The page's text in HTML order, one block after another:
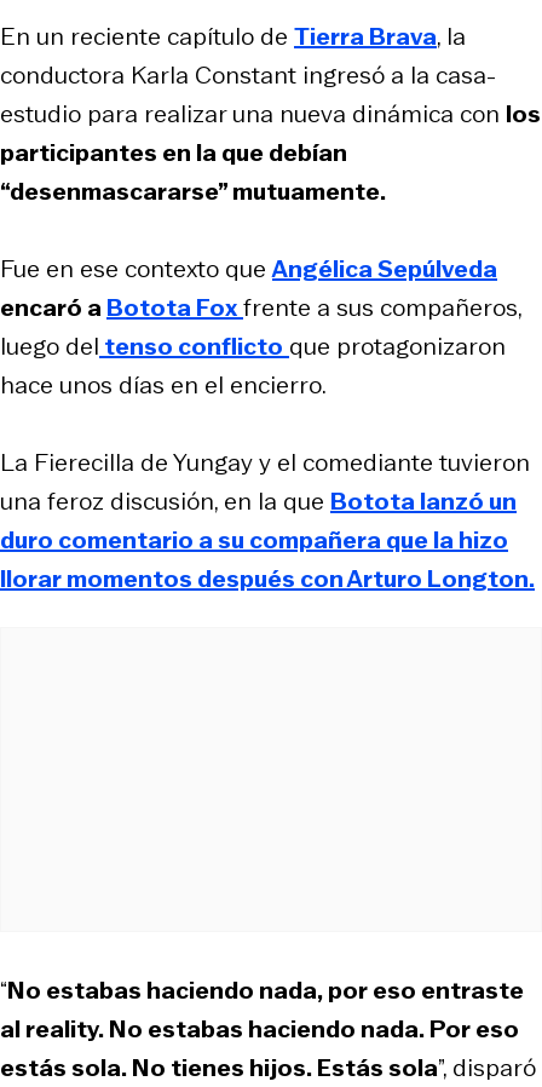
En un reciente capítulo de Tierra Brava, la
conductora Karla Constant ingresó a la casa-
estudio para realizar una nueva dinámica con los
participantes en la que debían
“desenmascararse” mutuamente.
Fue en ese contexto queAngélica Sepúlveda
encaró aBotota Foxfrente a sus compañeros,
luego del tenso conflicto que protagonizaron
hace unos días en el encierro.
La Fierecilla de Yungay y el comediante tuvieron
una feroz discusión, en la que Botota lanzó un
duro comentario a su compañera que la hizo
llorar momentos después con Arturo Longton.
“No estabas haciendo nada, por eso entraste
al reality. No estabas haciendo nada. Por eso
estás sola. No tienes hijos. Estás sola”, disparó